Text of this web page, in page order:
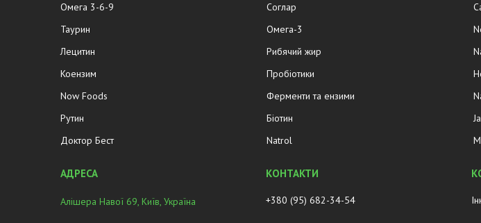
Омега 3-6-9
Таурин
Лецитин
Коензим
Now Foods
Рутин
Доктор Бест
Соглар
Омега-3
Рибячий жир
Пробіотики
Ферменти та ензими
Біотин
Natrol
Алішера Навої 69, Київ, Україна +380 (95) 682-34-54